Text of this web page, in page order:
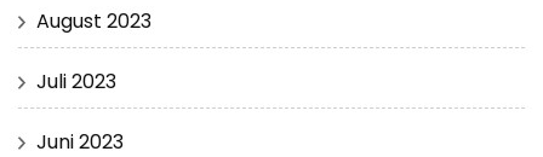
August 2023
Juli 2023
Juni 2023